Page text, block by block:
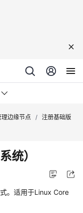
理边缘节点 / 注册基础版
统）
。适用于Linux Core